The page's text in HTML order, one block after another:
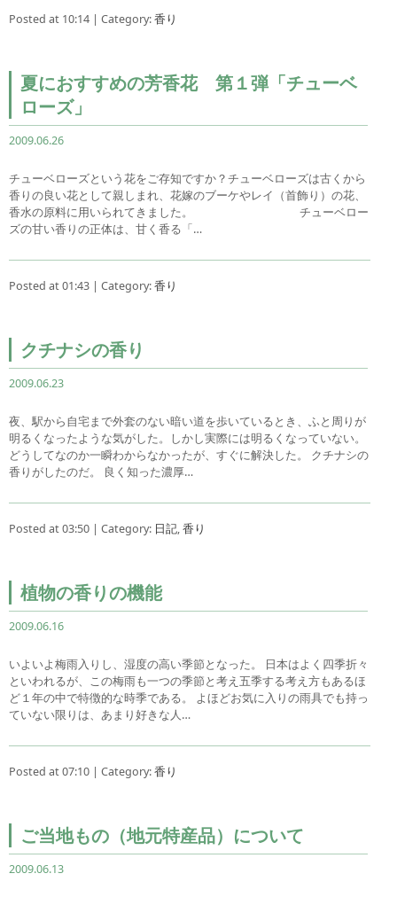
Posted at 10:14 | Category:香り
夏におすすめの芳香花 第１弾「チューベ
ローズ」
2009.06.26
チューベローズという花をご存知ですか？チューベローズは古くから
香りの良い花として親しまれ、花嫁のブーケやレイ（首飾り）の花、
香水の原料に用いられてきました。 チューベロー
ズの甘い香りの正体は、甘く香る「…
Posted at 01:43 | Category:香り
クチナシの香り
2009.06.23
夜、駅から自宅まで外套のない暗い道を歩いているとき、ふと周りが
明るくなったような気がした。しかし実際には明るくなっていない。
どうしてなのか一瞬わからなかったが、すぐに解決した。 クチナシの
香りがしたのだ。 良く知った濃厚…
Posted at 03:50 | Category: 日記,香り
植物の香りの機能
2009.06.16
いよいよ梅雨入りし、湿度の高い季節となった。 日本はよく四季折々
といわれるが、この梅雨も一つの季節と考え五季する考え方もあるほ
ど１年の中で特徴的な時季である。 よほどお気に入りの雨具でも持っ
ていない限りは、あまり好きな人…
Posted at 07:10 | Category:香り
ご当地もの（地元特産品）について
2009.06.13